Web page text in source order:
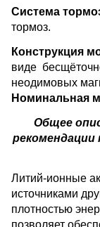
Система
тормоз.
Конструкция
виде
неодимовых
Номинальная
Общее
рекомендации
Литий-ионные
источниками
плотностью
позволяет